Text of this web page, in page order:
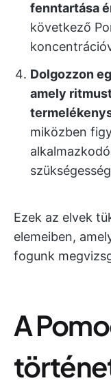
fenntartása
következő
Dolgozzon
amely
miközben
Ezek az elvek
elemeiben,
fogunk
A